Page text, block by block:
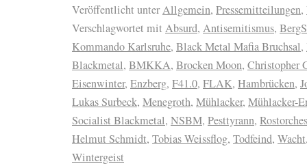
Veröffentlicht unterAllgemein, Pressemitteilungen,
Verschlagwortet mit Absurd, Antisemitismus,
Kommando Karlsruhe, Black Metal Mafia Bruchsal,
Blackmetal, BMKKA, Brocken Moon, Christopher
Eisenwinter, Enzberg, F41.0, FLAK, Hambrücken,
Lukas Surbeck, Menegroth, Mühlacker, Mühlacker-
Socialist Blackmetal, NSBM, Pesttyrann,
Helmut Schmidt, Tobias Weissflog, Todfeind, Wacht
Wintergeist